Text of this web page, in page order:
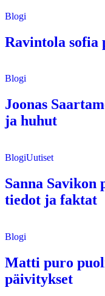
Blogi
Ravintola sofia
Blogi
Joonas
ja huhut
BlogiUutiset
Sanna Savikon
tiedot ja faktat
Blogi
Matti puro
päivitykset